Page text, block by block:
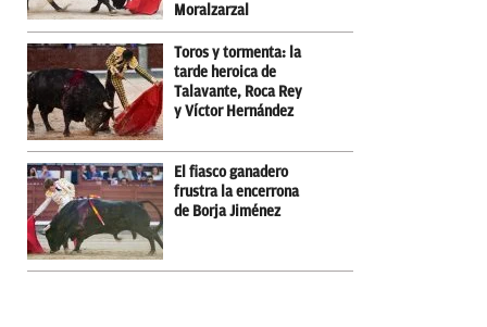
Moralzarzal
Toros y tormenta: la
tarde heroica de
Talavante, Roca Rey
y Víctor Hernández
El fiasco ganadero
frustra la encerrona
de Borja Jiménez